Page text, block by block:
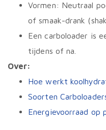
Vormen: Neutraal
of smaak-drank
Een carboloader is
tijdens of na.
Over:
Hoe werkt
Soorten
Energievoorraad op